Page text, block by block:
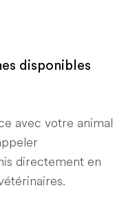
disponibles
avec votre animal
directement en